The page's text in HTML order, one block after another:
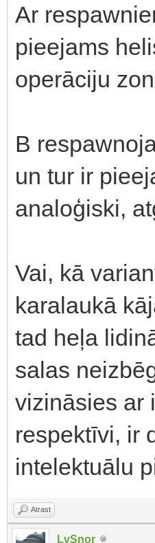
Ar
pieejams
operāciju
B
un tur ir
analoģiski,
Vai, kā
karalaukā
tad heļa
salas
vizināsies ar
respektīvi, ir
intelektuālu
Atrast
LvSnor